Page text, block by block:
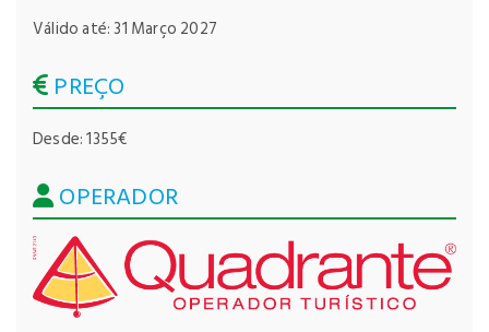
Válido até: 31 Março 2027
PREÇO
Desde: 1355€
OPERADOR